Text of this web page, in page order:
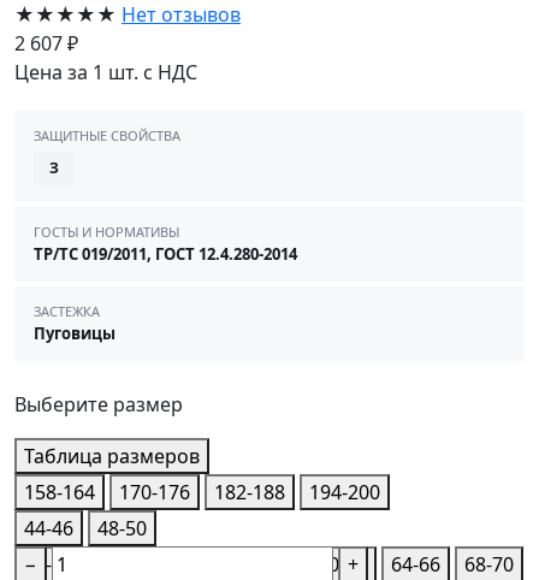
★★★★★ Нет отзывов
2 607 ₽
Цена за 1 шт. с НДС
ЗАЩИТНЫЕ СВОЙСТВА
З
ГОСТЫ И НОРМАТИВЫ
ТР/ТС 019/2011, ГОСТ 12.4.280-2014
ЗАСТЕЖКА
Пуговицы
Выберите размер
Таблица размеров
158-164
170-176 182-188
194-200
44-46
48-50
44-46
60-62 64-66
68-70
−
+